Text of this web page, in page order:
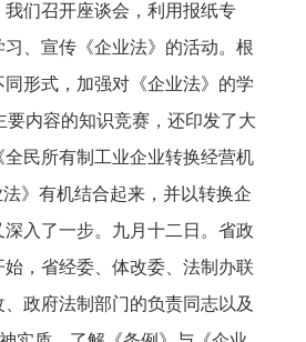
们召开座谈会，利用报纸专
、宣传《企业法》的活动。根
形式，加强对《企业法》的学
内容的知识竞赛，还印发了大
民所有制工业企业转换经营机
》有机结合起来，并以转换企
入了一步。九月十二日。省政
，省经委、体改委、法制办联
政府法制部门的负责同志以及